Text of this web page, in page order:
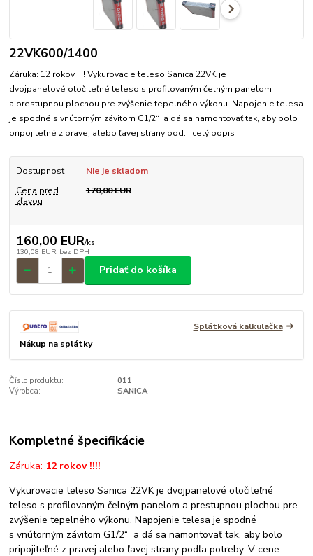
22VK600/1400
Záruka: 12 rokov !!!! Vykurovacie teleso Sanica 22VK je
dvojpanelové otočiteľné teleso s profilovaným čelným panelom
a prestupnou plochou pre zvýšenie tepelného výkonu. Napojenie telesa
je spodné s vnútorným závitom G1/2“ a dá sa namontovať tak, aby bolo
pripojiteľné z pravej alebo ľavej strany pod... celý popis
Dostupnosť
Nie je skladom
Cena pred
zľavou
170,00 EUR
160,00 EUR/ks
130,08 EUR bez DPH
Pridať do košíka
Splátková kalkulačka
Nákup na splátky
Číslo produktu:
011
Výrobca:
SANICA
Kompletné špecifikácie
Záruka: 12 rokov !!!!
Vykurovacie teleso Sanica 22VK je dvojpanelové otočiteľné
teleso s profilovaným čelným panelom a prestupnou plochou pre
zvýšenie tepelného výkonu. Napojenie telesa je spodné
s vnútorným závitom G1/2“ a dá sa namontovať tak, aby bolo
pripojiteľné z pravej alebo ľavej strany podľa potreby. V cene